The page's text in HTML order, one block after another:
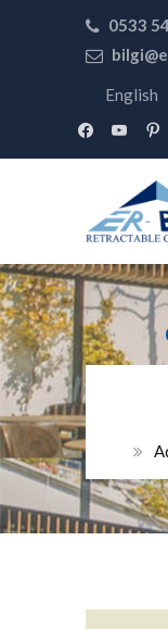
0533
English
facebookyoutube